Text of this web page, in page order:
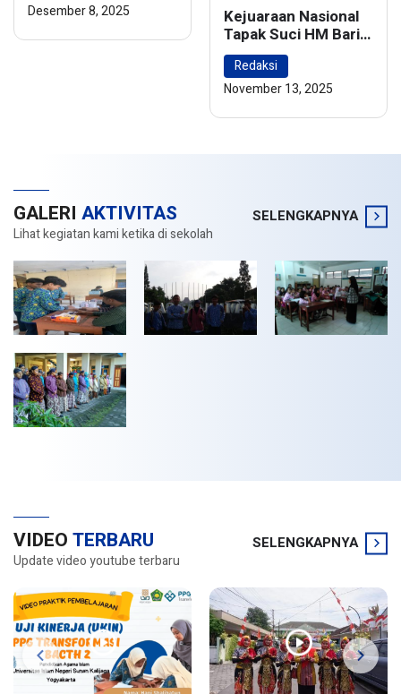
Desember 8, 2025
Kejuaraan Nasional
Tapak Suci HM Barie
Rsyad Championship
2024
Redaksi
November 13, 2025
GALERI AKTIVITAS
Lihat kegiatan kami ketika di sekolah
SELENGKAPNYA
VIDEOTERBARU
Update video youtube terbaru
SELENGKAPNYA